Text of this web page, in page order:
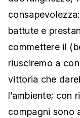
battute e
commettere il
riusciremo a
vittoria che
l’ambiente; con
compagni sono